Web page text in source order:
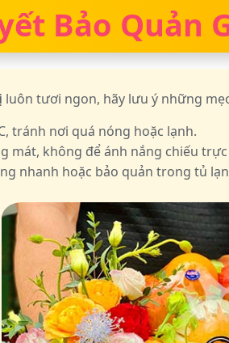
Bảo Quản
luôn tươi ngon, hãy lưu ý những
tránh nơi quá nóng hoặc lạnh.
mát, không để ánh nắng chiếu
nhanh hoặc bảo quản trong tủ